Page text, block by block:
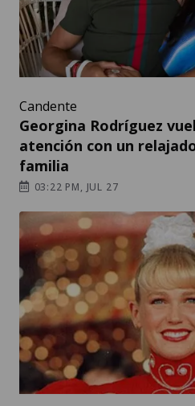
Candente
Georgina Rodríguez
atención con un
familia
03:22 PM, JUL 27